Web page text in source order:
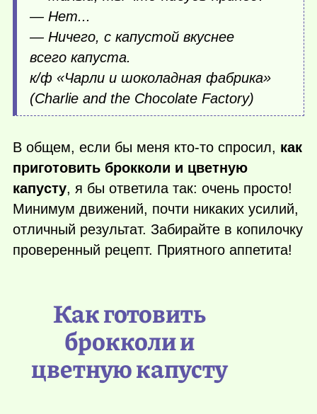
— Нет...
— Ничего, с капустой вкуснее
всего капуста.
к/ф «Чарли и шоколадная фабрика»
(Charlie and the Chocolate Factory)
В общем, если бы меня кто-то спросил, как
приготовить брокколи и цветную
капусту, я бы ответила так: очень просто!
Минимум движений, почти никаких усилий,
отличный результат. Забирайте в копилочку
проверенный рецепт. Приятного аппетита!
Как готовить
брокколи и
цветную капусту